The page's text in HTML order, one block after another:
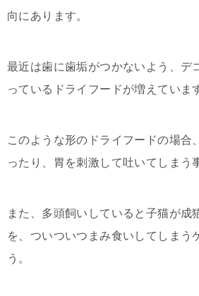
向にあります。
最近は歯に歯垢がつかないよう、デ
っているドライフードが増えていま
このような形のドライフードの場合
ったり、胃を刺激して吐いてしまう
また、多頭飼いしていると子猫が成
を、ついついつまみ食いしてしまう
う。